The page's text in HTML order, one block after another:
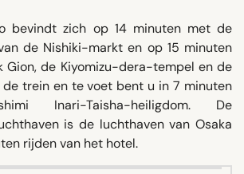
bevindt zich op 14 minuten met de
de Nishiki-markt en op 15 minuten
Gion, de Kiyomizu-dera-tempel en de
trein en te voet bent u in 7 minuten
Inari-Taisha-heiligdom. De
is de luchthaven van Osaka
rijden van het hotel.